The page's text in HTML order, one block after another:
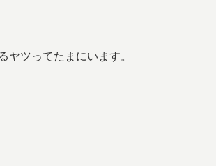
ヤツってたまにいます。